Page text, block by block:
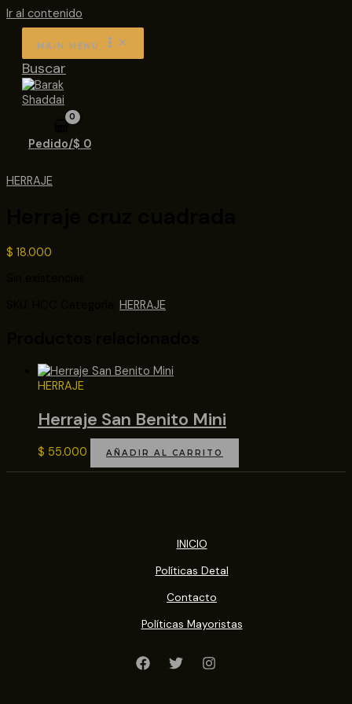
Ir al contenido
MAIN MENU
Buscar
Pedido/$ 0
HERRAJE
$ 18.000
HERRAJE
HERRAJE
Herraje San Benito Mini
$ 55.000 AÑADIR AL CARRITO
INICIO
Políticas Detal
Contacto
Políticas Mayoristas